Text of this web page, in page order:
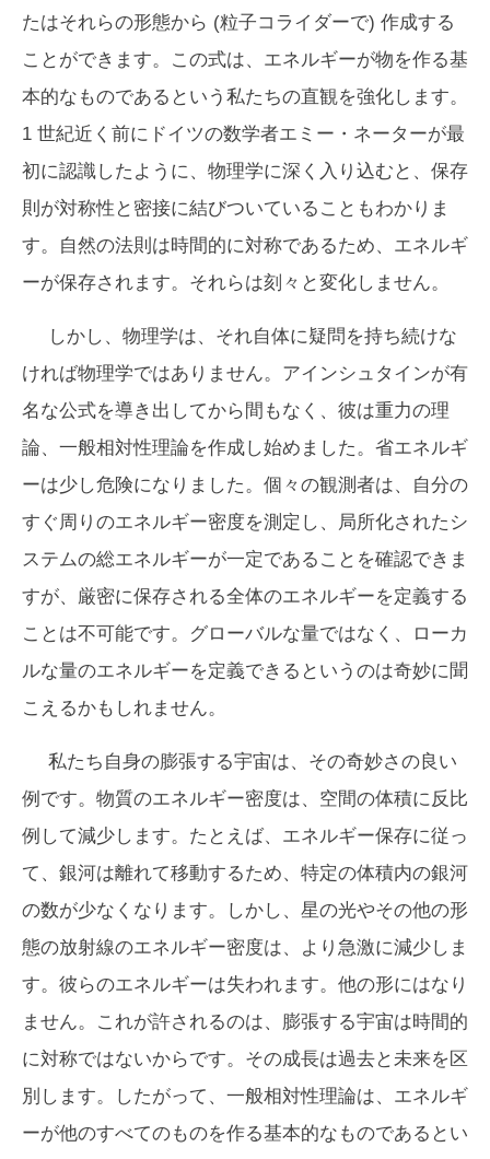
たはそれらの形態から (粒子コライダーで) 作成する
ことができます。この式は、エネルギーが物を作る基
本的なものであるという私たちの直観を強化します。
1 世紀近く前にドイツの数学者エミー・ネーターが最
初に認識したように、物理学に深く入り込むと、保存
則が対称性と密接に結びついていることもわかりま
す。自然の法則は時間的に対称であるため、エネルギ
ーが保存されます。それらは刻々と変化しません。
しかし、物理学は、それ自体に疑問を持ち続けな
ければ物理学ではありません。アインシュタインが有
名な公式を導き出してから間もなく、彼は重力の理
論、一般相対性理論を作成し始めました。省エネルギ
ーは少し危険になりました。個々の観測者は、自分の
すぐ周りのエネルギー密度を測定し、局所化されたシ
ステムの総エネルギーが一定であることを確認できま
すが、厳密に保存される全体のエネルギーを定義する
ことは不可能です。グローバルな量ではなく、ローカ
ルな量のエネルギーを定義できるというのは奇妙に聞
こえるかもしれません。
私たち自身の膨張する宇宙は、その奇妙さの良い
例です。物質のエネルギー密度は、空間の体積に反比
例して減少します。たとえば、エネルギー保存に従っ
て、銀河は離れて移動するため、特定の体積内の銀河
の数が少なくなります。しかし、星の光やその他の形
態の放射線のエネルギー密度は、より急激に減少しま
す。彼らのエネルギーは失われます。他の形にはなり
ません。これが許されるのは、膨張する宇宙は時間的
に対称ではないからです。その成長は過去と未来を区
別します。したがって、一般相対性理論は、エネルギ
ーが他のすべてのものを作る基本的なものであるとい